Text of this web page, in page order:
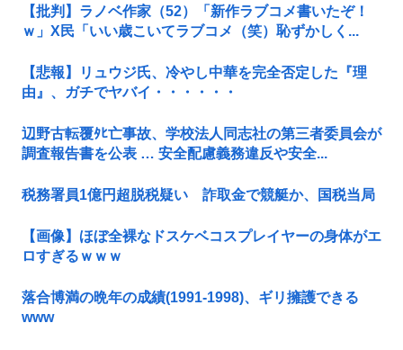
【批判】ラノベ作家（52）「新作ラブコメ書いたぞ！
ｗ」X民「いい歳こいてラブコメ（笑）恥ずかしく...
【悲報】リュウジ氏、冷やし中華を完全否定した『理
由』、ガチでヤバイ・・・・・・
辺野古転覆ﾀﾋ亡事故、学校法人同志社の第三者委員会が
調査報告書を公表 … 安全配慮義務違反や安全...
税務署員1億円超脱税疑い 詐取金で競艇か、国税当局
【画像】ほぼ全裸なドスケベコスプレイヤーの身体がエ
ロすぎるｗｗｗ
落合博満の晩年の成績(1991-1998)、ギリ擁護できる
www